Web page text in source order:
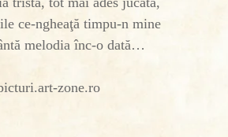
ce-ngheaţă timpu-n mine
melodia înc-o dată…
zone.ro